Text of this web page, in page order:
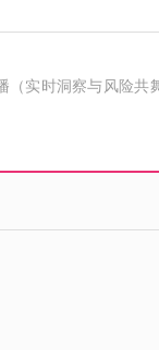
实时洞察与风险共